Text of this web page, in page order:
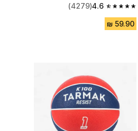
4.6
4.6 out of 5 stars from 4279 reviews
(4279)